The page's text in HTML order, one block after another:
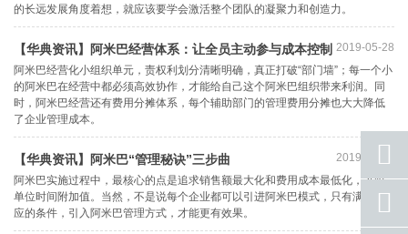
的长远发展角度着想，就应该要学会激活整个团队的凝聚力和创造力。
【华典资讯】阿米巴经营体系：让全员主动参与成本控制 2019-05-28
阿米巴经营化小组织单元，责权利划分清晰明确，真正打破“部门墙”；每一个小
的阿米巴在经营中都必须高效协作，才能给自己这个阿米巴组织带来利润。同
时，阿米巴经营还有费用分摊体系，每个辅助部门的管理费用分摊也大大降低
了企业管理成本。
【华典资讯】阿米巴“管理秘诀”三步曲
2019-05-28
阿米巴实施过程中，最核心的点是追求销售额最大化和费用成本最低化，这叫
单位时间附加值。当然，不是说每个企业都可以引进阿米巴模式，只有满足相
应的条件，引入阿米巴管理方式，才能更有效果。
座机